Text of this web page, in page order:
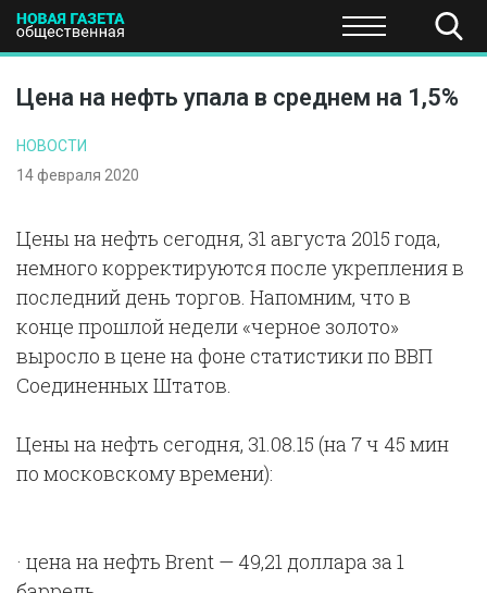
ПОЛИТИКА ЭКОНОМИКА НАУКА И
Цена на нефть упала в среднем на 1,5%
НОВОСТИ
14 февраля 2020
Цены на нефть сегодня, 31 августа 2015 года,
немного корректируются после укрепления в
последний день торгов. Напомним, что в
конце прошлой недели «черное золото»
выросло в цене на фоне статистики по ВВП
Соединенных Штатов.
Цены на нефть сегодня, 31.08.15 (на 7 ч 45 мин
по московскому времени):
· цена на нефть Brent — 49,21 доллара за 1